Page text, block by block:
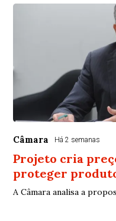
Câmara Há 2 semanas
Projeto cria
proteger
A Câmara analisa a